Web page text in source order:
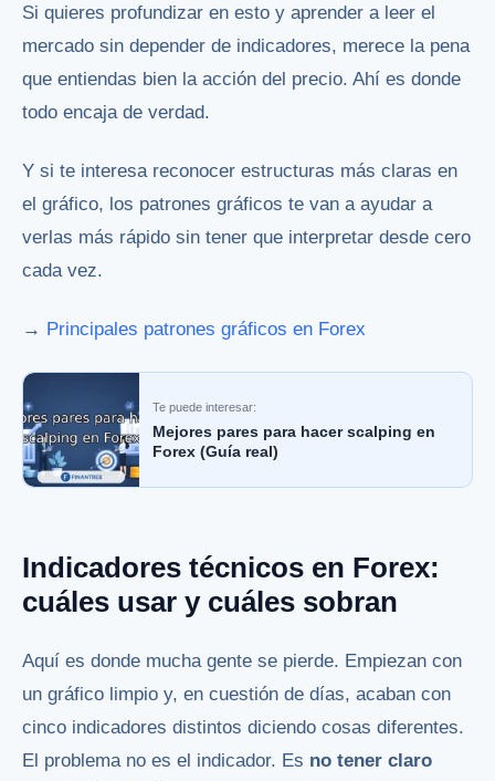
Si quieres profundizar en esto y aprender a leer el
mercado sin depender de indicadores, merece la pena
que entiendas bien la acción del precio. Ahí es donde
todo encaja de verdad.
Y si te interesa reconocer estructuras más claras en
el gráfico, los patrones gráficos te van a ayudar a
verlas más rápido sin tener que interpretar desde cero
cada vez.
→ Principales patrones gráficos en Forex
Te puede interesar:
Mejores pares para hacer scalping en
Forex (Guía real)
Indicadores técnicos en Forex:
cuáles usar y cuáles sobran
Aquí es donde mucha gente se pierde. Empiezan con
un gráfico limpio y, en cuestión de días, acaban con
cinco indicadores distintos diciendo cosas diferentes.
El problema no es el indicador. Es no tener claro